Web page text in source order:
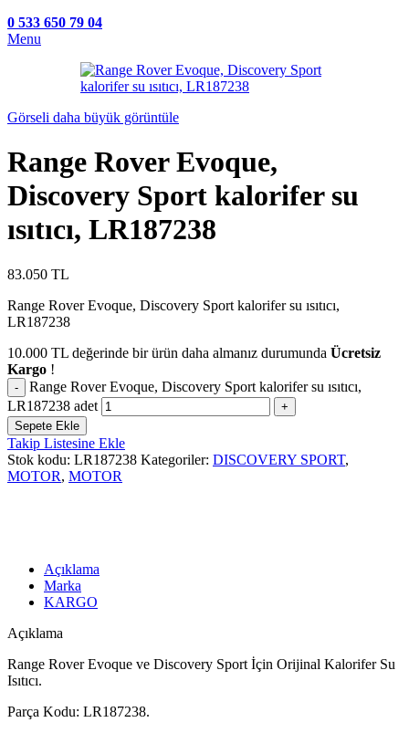
0 533 650 79 04
Menu
Görseli daha büyük görüntüle
Range Rover Evoque,
Discovery Sport kalorifer su
ısıtıcı, LR187238
83.050 TL
Range Rover Evoque, Discovery Sport kalorifer su ısıtıcı,
LR187238
10.000 TL değerinde bir ürün daha almanız durumunda Ücretsiz
Kargo !
Range Rover Evoque, Discovery Sport kalorifer su ısıtıcı,
LR187238 adet
Sepete Ekle
Takip Listesine Ekle
Stok kodu: LR187238 Kategoriler: DISCOVERY SPORT,
MOTOR, MOTOR
Açıklama
Marka
KARGO
Açıklama
Range Rover Evoque ve Discovery Sport İçin Orijinal Kalorifer Su
Isıtıcı.
Parça Kodu: LR187238.